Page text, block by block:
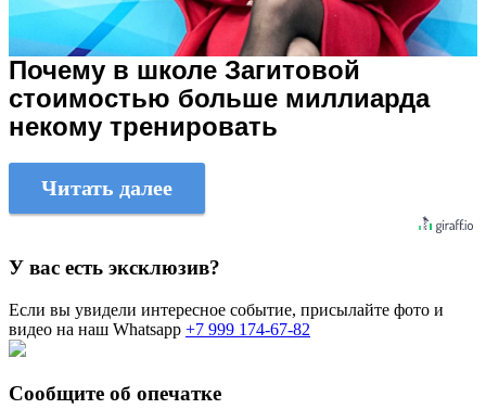
Почему в школе Загитовой
стоимостью больше миллиарда
некому тренировать
Читать далее
У вас есть эксклюзив?
Если вы увидели интересное событие, присылайте фото и
видео на наш Whatsapp +7 999 174-67-82
Сообщите об опечатке